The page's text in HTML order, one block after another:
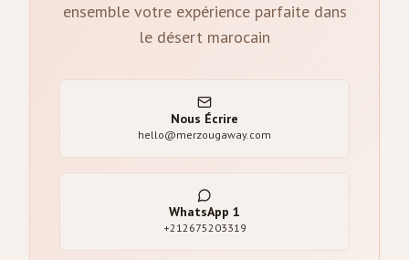
ensemble votre expérience parfaite dans
le désert marocain
Nous Écrire
hello@merzougaway.com
WhatsApp 1
+212675203319